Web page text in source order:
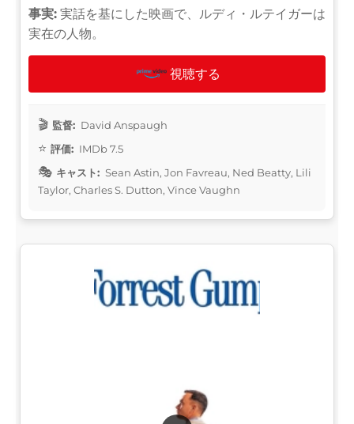
事実: 実話を基にした映画で、ルディ・ルテイガーは
実在の人物。
視聴する
監督: David Anspaugh
評価: IMDb 7.5
キャスト: Sean Astin, Jon Favreau, Ned Beatty, Lili
Taylor, Charles S. Dutton, Vince Vaughn